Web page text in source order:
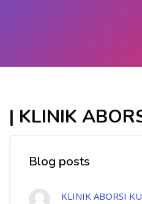
| KLINIK
Blog posts
KLINIK ABORSI